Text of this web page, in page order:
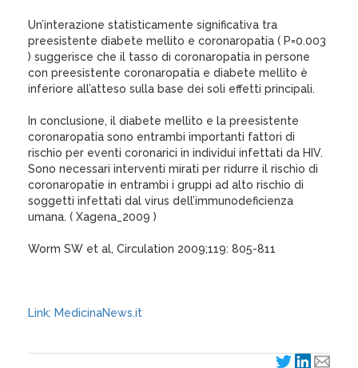
Un’interazione statisticamente significativa tra
preesistente diabete mellito e coronaropatia ( P=0.003
) suggerisce che il tasso di coronaropatia in persone
con preesistente coronaropatia e diabete mellito è
inferiore all’atteso sulla base dei soli effetti principali.
In conclusione, il diabete mellito e la preesistente
coronaropatia sono entrambi importanti fattori di
rischio per eventi coronarici in individui infettati da HIV.
Sono necessari interventi mirati per ridurre il rischio di
coronaropatie in entrambi i gruppi ad alto rischio di
soggetti infettati dal virus dell’immunodeficienza
umana. ( Xagena_2009 )
Worm SW et al, Circulation 2009;119: 805-811
Link: MedicinaNews.it